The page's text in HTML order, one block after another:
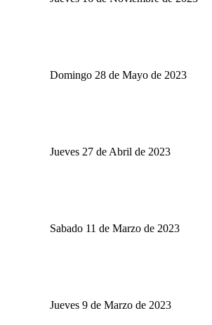
Domingo 28 de Mayo de 2023
Jueves 27 de Abril de 2023
Sabado 11 de Marzo de 2023
Jueves 9 de Marzo de 2023